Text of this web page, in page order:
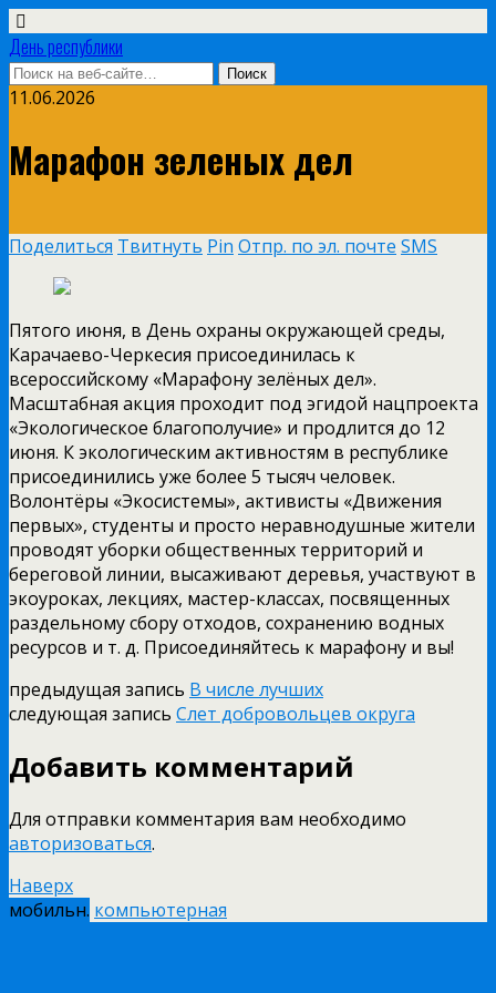
День республики
11.06.2026
Марафон зеленых дел
Поделиться Твитнуть Pin Отпр. по эл. почте SMS
Пятого июня, в День охраны окружающей среды,
Карачаево-Черкесия присоединилась к
всероссийскому «Марафону зелёных дел».
Масштабная акция проходит под эгидой нацпроекта
«Экологическое благополучие» и продлится до 12
июня. К экологическим активностям в республике
присоединились уже более 5 тысяч человек.
Волонтёры «Экосистемы», активисты «Движения
первых», студенты и просто неравнодушные жители
проводят уборки общественных территорий и
береговой линии, высаживают деревья, участвуют в
экоуроках, лекциях, мастер-классах, посвященных
раздельному сбору отходов, сохранению водных
ресурсов и т. д. Присоединяйтесь к марафону и вы!
предыдущая запись В числе лучших
следующая запись Слет добровольцев округа
Добавить комментарий
Для отправки комментария вам необходимо
авторизоваться.
Наверх
мобильн. компьютерная